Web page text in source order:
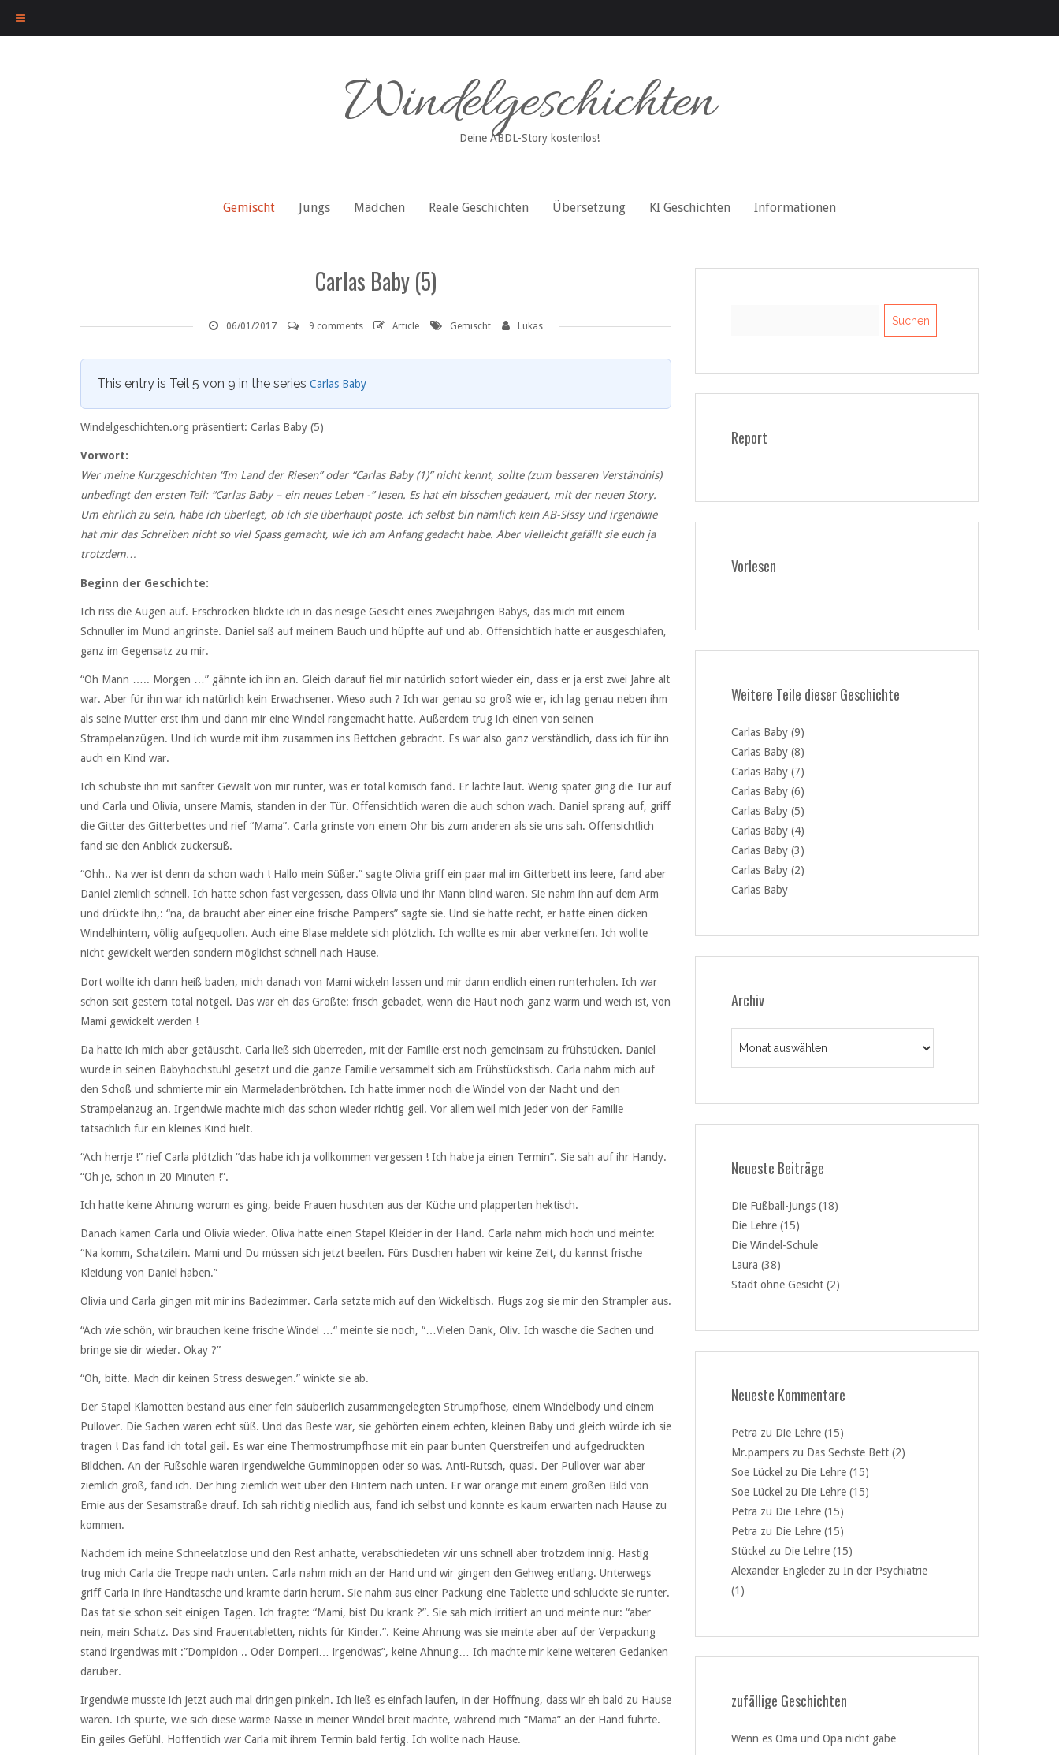
Windelgeschichten
Deine ABDL-Story kostenlos!
Gemischt Jungs Mädchen Reale Geschichten Übersetzung KI Geschichten Informationen
Carlas Baby (5)
06/01/2017 9 comments Article Gemischt Lukas
This entry is Teil 5 von 9 in the series Carlas Baby
Windelgeschichten.org präsentiert: Carlas Baby (5)
Vorwort:
Wer meine Kurzgeschichten “Im Land der Riesen” oder “Carlas Baby (1)” nicht kennt, sollte (zum besseren Verständnis)
unbedingt den ersten Teil: “Carlas Baby – ein neues Leben -” lesen. Es hat ein bisschen gedauert, mit der neuen Story.
Um ehrlich zu sein, habe ich überlegt, ob ich sie überhaupt poste. Ich selbst bin nämlich kein AB-Sissy und irgendwie
hat mir das Schreiben nicht so viel Spass gemacht, wie ich am Anfang gedacht habe. Aber vielleicht gefällt sie euch ja
trotzdem…
Beginn der Geschichte:
Ich riss die Augen auf. Erschrocken blickte ich in das riesige Gesicht eines zweijährigen Babys, das mich mit einem
Schnuller im Mund angrinste. Daniel saß auf meinem Bauch und hüpfte auf und ab. Offensichtlich hatte er ausgeschlafen,
ganz im Gegensatz zu mir.
“Oh Mann ….. Morgen …” gähnte ich ihn an. Gleich darauf fiel mir natürlich sofort wieder ein, dass er ja erst zwei Jahre alt
war. Aber für ihn war ich natürlich kein Erwachsener. Wieso auch ? Ich war genau so groß wie er, ich lag genau neben ihm
als seine Mutter erst ihm und dann mir eine Windel rangemacht hatte. Außerdem trug ich einen von seinen
Strampelanzügen. Und ich wurde mit ihm zusammen ins Bettchen gebracht. Es war also ganz verständlich, dass ich für ihn
auch ein Kind war.
Ich schubste ihn mit sanfter Gewalt von mir runter, was er total komisch fand. Er lachte laut. Wenig später ging die Tür auf
und Carla und Olivia, unsere Mamis, standen in der Tür. Offensichtlich waren die auch schon wach. Daniel sprang auf, griff
die Gitter des Gitterbettes und rief “Mama”. Carla grinste von einem Ohr bis zum anderen als sie uns sah. Offensichtlich
fand sie den Anblick zuckersüß.
“Ohh.. Na wer ist denn da schon wach ! Hallo mein Süßer.” sagte Olivia griff ein paar mal im Gitterbett ins leere, fand aber
Daniel ziemlich schnell. Ich hatte schon fast vergessen, dass Olivia und ihr Mann blind waren. Sie nahm ihn auf dem Arm
und drückte ihn,: “na, da braucht aber einer eine frische Pampers” sagte sie. Und sie hatte recht, er hatte einen dicken
Windelhintern, völlig aufgequollen. Auch eine Blase meldete sich plötzlich. Ich wollte es mir aber verkneifen. Ich wollte
nicht gewickelt werden sondern möglichst schnell nach Hause.
Dort wollte ich dann heiß baden, mich danach von Mami wickeln lassen und mir dann endlich einen runterholen. Ich war
schon seit gestern total notgeil. Das war eh das Größte: frisch gebadet, wenn die Haut noch ganz warm und weich ist, von
Mami gewickelt werden !
Da hatte ich mich aber getäuscht. Carla ließ sich überreden, mit der Familie erst noch gemeinsam zu frühstücken. Daniel
wurde in seinen Babyhochstuhl gesetzt und die ganze Familie versammelt sich am Frühstückstisch. Carla nahm mich auf
den Schoß und schmierte mir ein Marmeladenbrötchen. Ich hatte immer noch die Windel von der Nacht und den
Strampelanzug an. Irgendwie machte mich das schon wieder richtig geil. Vor allem weil mich jeder von der Familie
tatsächlich für ein kleines Kind hielt.
“Ach herrje !” rief Carla plötzlich “das habe ich ja vollkommen vergessen ! Ich habe ja einen Termin”. Sie sah auf ihr Handy.
“Oh je, schon in 20 Minuten !”.
Ich hatte keine Ahnung worum es ging, beide Frauen huschten aus der Küche und plapperten hektisch.
Danach kamen Carla und Olivia wieder. Oliva hatte einen Stapel Kleider in der Hand. Carla nahm mich hoch und meinte:
“Na komm, Schatzilein. Mami und Du müssen sich jetzt beeilen. Fürs Duschen haben wir keine Zeit, du kannst frische
Kleidung von Daniel haben.”
Olivia und Carla gingen mit mir ins Badezimmer. Carla setzte mich auf den Wickeltisch. Flugs zog sie mir den Strampler aus.
“Ach wie schön, wir brauchen keine frische Windel …“ meinte sie noch, “…Vielen Dank, Oliv. Ich wasche die Sachen und
bringe sie dir wieder. Okay ?”
“Oh, bitte. Mach dir keinen Stress deswegen.” winkte sie ab.
Der Stapel Klamotten bestand aus einer fein säuberlich zusammengelegten Strumpfhose, einem Windelbody und einem
Pullover. Die Sachen waren echt süß. Und das Beste war, sie gehörten einem echten, kleinen Baby und gleich würde ich sie
tragen ! Das fand ich total geil. Es war eine Thermostrumpfhose mit ein paar bunten Querstreifen und aufgedruckten
Bildchen. An der Fußsohle waren irgendwelche Gumminoppen oder so was. Anti-Rutsch, quasi. Der Pullover war aber
ziemlich groß, fand ich. Der hing ziemlich weit über den Hintern nach unten. Er war orange mit einem großen Bild von
Ernie aus der Sesamstraße drauf. Ich sah richtig niedlich aus, fand ich selbst und konnte es kaum erwarten nach Hause zu
kommen.
Nachdem ich meine Schneelatzlose und den Rest anhatte, verabschiedeten wir uns schnell aber trotzdem innig. Hastig
trug mich Carla die Treppe nach unten. Carla nahm mich an der Hand und wir gingen den Gehweg entlang. Unterwegs
griff Carla in ihre Handtasche und kramte darin herum. Sie nahm aus einer Packung eine Tablette und schluckte sie runter.
Das tat sie schon seit einigen Tagen. Ich fragte: “Mami, bist Du krank ?”. Sie sah mich irritiert an und meinte nur: “aber
nein, mein Schatz. Das sind Frauentabletten, nichts für Kinder.”. Keine Ahnung was sie meinte aber auf der Verpackung
stand irgendwas mit :”Dompidon .. Oder Domperi… irgendwas”, keine Ahnung… Ich machte mir keine weiteren Gedanken
darüber.
Irgendwie musste ich jetzt auch mal dringen pinkeln. Ich ließ es einfach laufen, in der Hoffnung, dass wir eh bald zu Hause
wären. Ich spürte, wie sich diese warme Nässe in meiner Windel breit machte, während mich “Mama” an der Hand führte.
Ein geiles Gefühl. Hoffentlich war Carla mit ihrem Termin bald fertig. Ich wollte nach Hause.
Report
Vorlesen
Weitere Teile dieser Geschichte
Carlas Baby (9)
Carlas Baby (8)
Carlas Baby (7)
Carlas Baby (6)
Carlas Baby (5)
Carlas Baby (4)
Carlas Baby (3)
Carlas Baby (2)
Carlas Baby
Archiv
Neueste Beiträge
Die Fußball-Jungs (18)
Die Lehre (15)
Die Windel-Schule
Laura (38)
Stadt ohne Gesicht (2)
Neueste Kommentare
Petra zu Die Lehre (15)
Mr.pampers zu Das Sechste Bett (2)
Soe Lückel zu Die Lehre (15)
Soe Lückel zu Die Lehre (15)
Petra zu Die Lehre (15)
Petra zu Die Lehre (15)
Stückel zu Die Lehre (15)
Alexander Engleder zu In der Psychiatrie
(1)
zufällige Geschichten
Wenn es Oma und Opa nicht gäbe…